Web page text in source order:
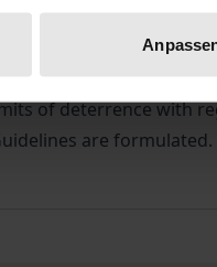
in antitrust
approaches
of deterrence with
are